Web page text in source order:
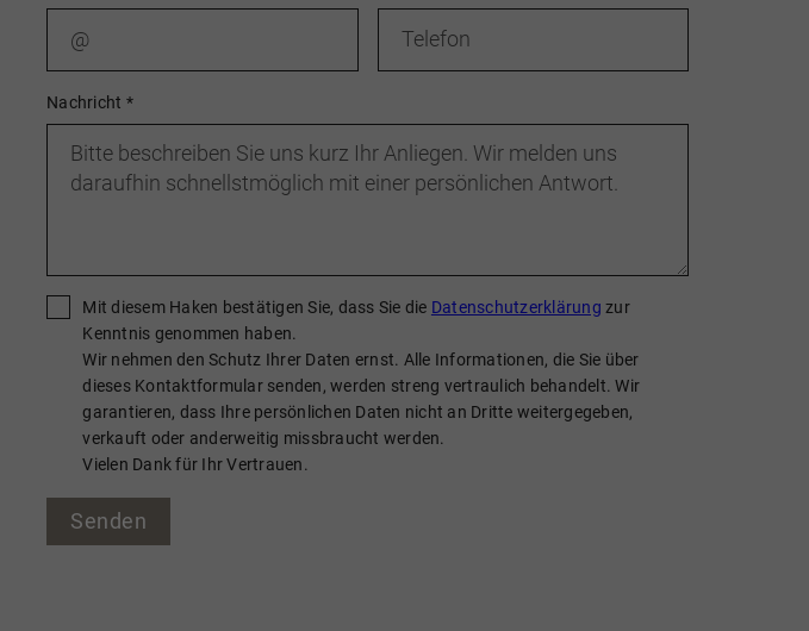
Nachricht *
Mit diesem Haken bestätigen Sie, dass Sie die Datenschutzerklärung zur
Kenntnis genommen haben.
Wir nehmen den Schutz Ihrer Daten ernst. Alle Informationen, die Sie über
dieses Kontaktformular senden, werden streng vertraulich behandelt. Wir
garantieren, dass Ihre persönlichen Daten nicht an Dritte weitergegeben,
verkauft oder anderweitig missbraucht werden.
Vielen Dank für Ihr Vertrauen.
Senden